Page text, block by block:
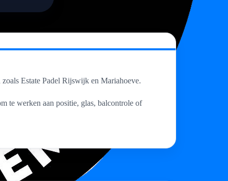
Estate Padel Rijswijk en Mariahoeve.
te werken aan positie, glas, balcontrole of